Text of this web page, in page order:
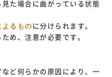
た場合に曲がっている状態
よるもの に分けられます。
め、注意が必要です。
ど何らかの原因により、一